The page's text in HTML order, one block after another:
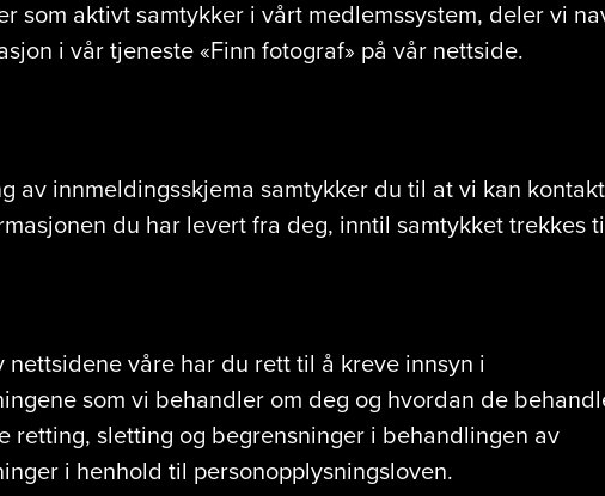
som aktivt samtykker i vårt medlemssystem, deler vi
i vår tjeneste «Finn fotograf» på vår nettside.
av innmeldingsskjema samtykker du til at vi kan
du har levert fra deg, inntil samtykket trekkes
nettsidene våre har du rett til å kreve innsyn i
som vi behandler om deg og hvordan de
retting, sletting og begrensninger i behandlingen av
i henhold til personopplysningsloven.